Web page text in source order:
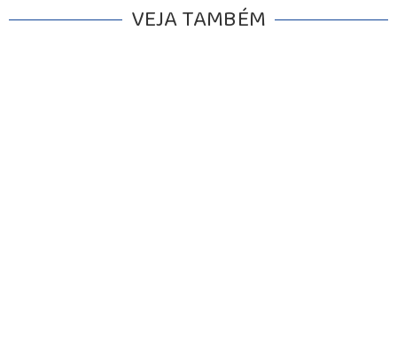
VEJA TAMBÉM